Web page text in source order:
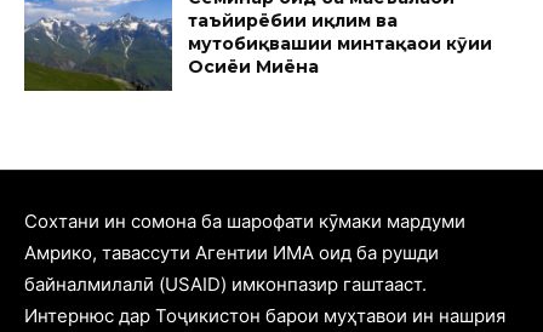
таъйирёбии иқлим ва
мутобиқвашии минтақаҳои кӯҳии
Осиёи Миёна
Cохтани ин сомона ба шарофати кӯмаки мардуми
Амрико, тавассути Агентии ИМА оид ба рушди
байналмилалӣ (USAID) имконпазир гаштааст.
Интернюс дар Тоҷикистон барои муҳтавои ин нашрия